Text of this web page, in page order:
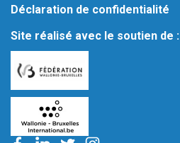
Déclaration de confidentialité
Site réalisé avec le soutien de :